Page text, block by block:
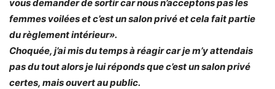
vous demander de sortir car nous n’acceptons pas les
femmes voilées et c’est un salon privé et cela fait partie
du règlement intérieur».
Choquée, j’ai mis du temps à réagir car je m’y attendais
pas du tout alors je lui réponds que c’est un salon privé
certes, mais ouvert au public.